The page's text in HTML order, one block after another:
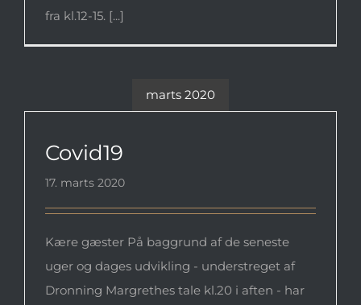
fra kl.12-15. [...]
marts 2020
Covid19
Covid19
17. marts 2020
Kære gæster På baggrund af de seneste
uger og dages udvikling - understreget af
Dronning Margrethes tale kl.20 i aften - har